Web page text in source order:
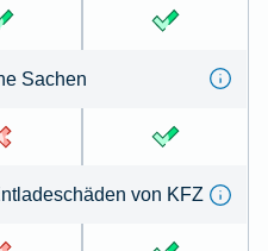
Sachen
von KFZ